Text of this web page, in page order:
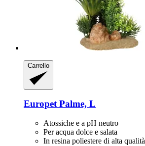
Carrello
EuropetPalme, L
Atossiche e a pH neutro
Per acqua dolce e salata
In resina poliestere di alta qualità